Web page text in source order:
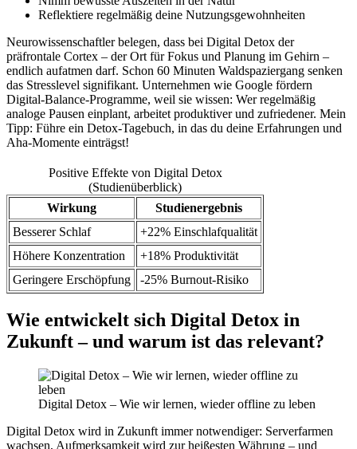
Reflektiere regelmäßig deine Nutzungsgewohnheiten
Neurowissenschaftler belegen, dass bei Digital Detox der
präfrontale Cortex – der Ort für Fokus und Planung im Gehirn –
endlich aufatmen darf. Schon 60 Minuten Waldspaziergang senken
das Stresslevel signifikant. Unternehmen wie Google fördern
Digital-Balance-Programme, weil sie wissen: Wer regelmäßig
analoge Pausen einplant, arbeitet produktiver und zufriedener. Mein
Tipp: Führe ein Detox-Tagebuch, in das du deine Erfahrungen und
Aha-Momente einträgst!
Positive Effekte von Digital Detox
(Studienüberblick)
Wirkung
Studienergebnis
Besserer Schlaf
+22% Einschlafqualität
Höhere Konzentration
+18% Produktivität
Geringere Erschöpfung
-25% Burnout-Risiko
Wie entwickelt sich Digital Detox in
Zukunft – und warum ist das relevant?
Digital Detox – Wie wir lernen, wieder offline zu leben
Digital Detox wird in Zukunft immer notwendiger: Serverfarmen
wachsen, Aufmerksamkeit wird zur heißesten Währung – und